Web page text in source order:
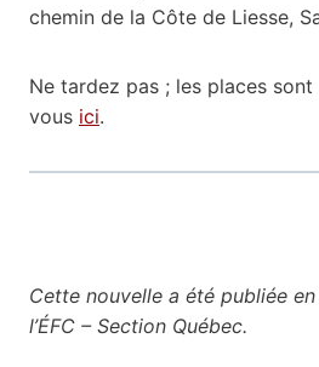
chemin de la Côte de Liesse,
Ne tardez pas ; les places
vous ici.
Cette nouvelle a été publiée
l’ÉFC – Section Québec.